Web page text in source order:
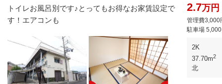
トイレお風呂別です♪とってもお得なお家賃設定で
す！エアコンも
2.7万円
管理費3,000
駐車場
2K
37.70m2
北